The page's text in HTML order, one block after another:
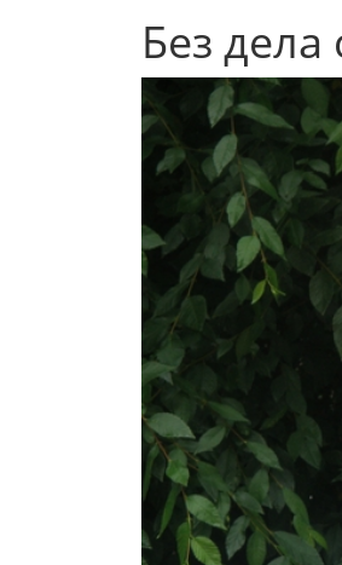
Без